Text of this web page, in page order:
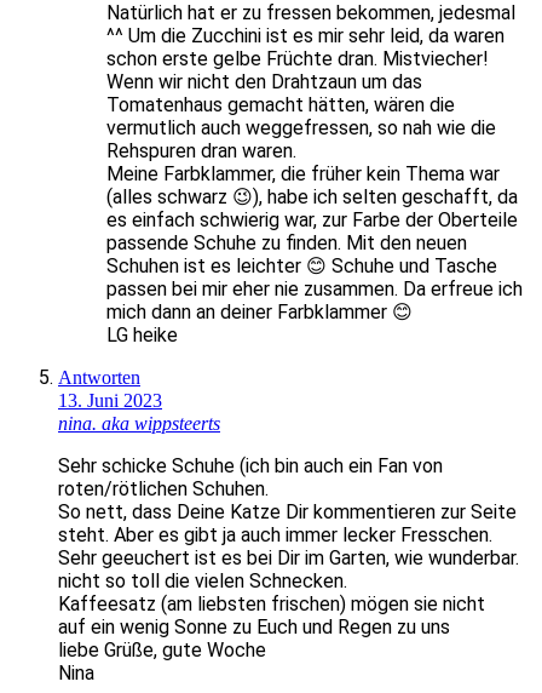
Natürlich hat er zu fressen bekommen, jedesmal
^^ Um die Zucchini ist es mir sehr leid, da waren
schon erste gelbe Früchte dran. Mistviecher!
Wenn wir nicht den Drahtzaun um das
Tomatenhaus gemacht hätten, wären die
vermutlich auch weggefressen, so nah wie die
Rehspuren dran waren.
Meine Farbklammer, die früher kein Thema war
(alles schwarz 😉), habe ich selten geschafft, da
es einfach schwierig war, zur Farbe der Oberteile
passende Schuhe zu finden. Mit den neuen
Schuhen ist es leichter 😊 Schuhe und Tasche
passen bei mir eher nie zusammen. Da erfreue ich
mich dann an deiner Farbklammer 😊
LG heike
Antworten
13. Juni 2023
nina. aka wippsteerts
Sehr schicke Schuhe (ich bin auch ein Fan von
roten/rötlichen Schuhen.
So nett, dass Deine Katze Dir kommentieren zur Seite
steht. Aber es gibt ja auch immer lecker Fresschen.
Sehr geeuchert ist es bei Dir im Garten, wie wunderbar.
nicht so toll die vielen Schnecken.
Kaffeesatz (am liebsten frischen) mögen sie nicht
auf ein wenig Sonne zu Euch und Regen zu uns
liebe Grüße, gute Woche
Nina